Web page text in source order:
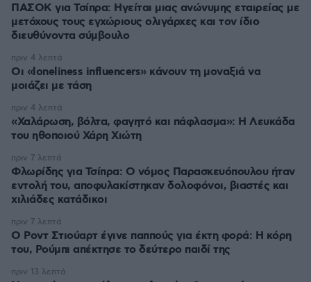
ΠΑΣΟΚ για Τσίπρα: Ηγείται μιας ανώνυμης εταιρείας με
μετόχους τους εγχώριους ολιγάρχες και τον ίδιο
διευθύνοντα σύμβουλο
Οι «loneliness influencers» κάνουν τη μοναξιά να
μοιάζει με τάση
πριν 4 λεπτά
«Χαλάρωση, βόλτα, φαγητό και πάφλασμα»: Η Λευκάδα
του ηθοποιού Χάρη Χιώτη
πριν 4 λεπτά
Φλωρίδης για Τσίπρα: Ο νόμος Παρασκευόπουλου ήταν
εντολή του, αποφυλακίστηκαν δολοφόνοι, βιαστές και
χιλιάδες κατάδικοι
πριν 7 λεπτά
Ο Ροντ Στιούαρτ έγινε παππούς για έκτη φορά: Η κόρη
του, Ρούμπι απέκτησε το δεύτερο παιδί της
πριν 7 λεπτά
πριν 13 λεπτά